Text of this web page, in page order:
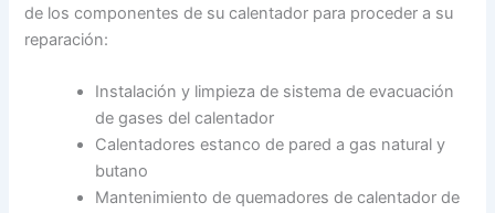
de los componentes de su calentador para proceder a su
reparación:
Instalación y limpieza de sistema de evacuación
de gases del calentador
Calentadores estanco de pared a gas natural y
butano
Mantenimiento de quemadores de calentador de